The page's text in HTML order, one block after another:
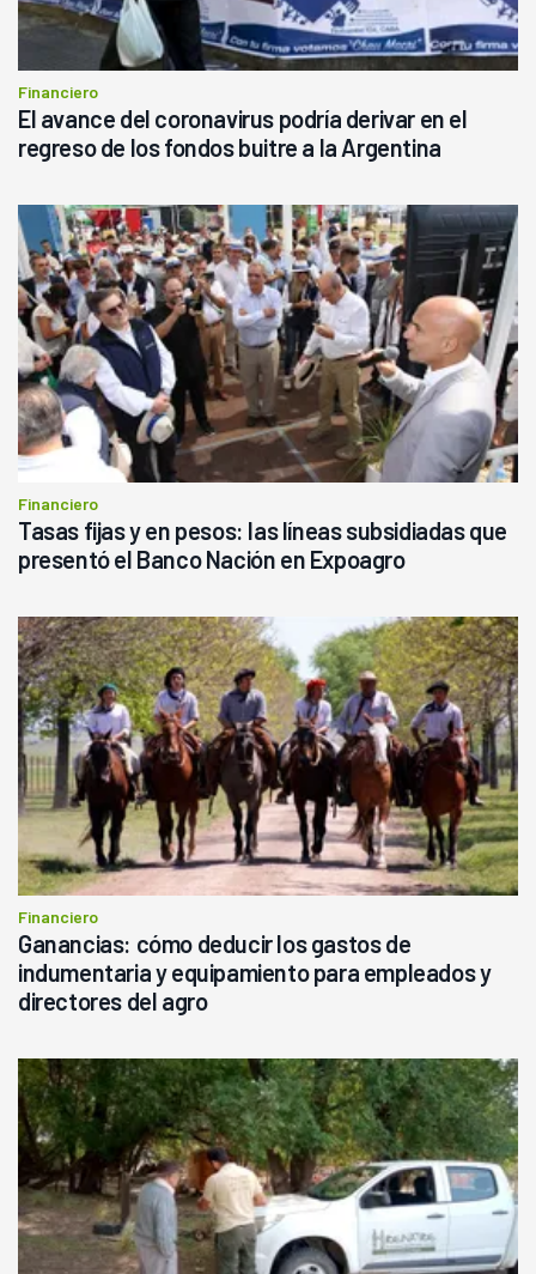
Financiero
El avance del coronavirus podría derivar en el
regreso de los fondos buitre a la Argentina
Financiero
Tasas fijas y en pesos: las líneas subsidiadas que
presentó el Banco Nación en Expoagro
Financiero
Ganancias: cómo deducir los gastos de
indumentaria y equipamiento para empleados y
directores del agro